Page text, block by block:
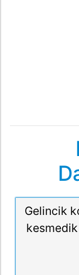
Gelincik